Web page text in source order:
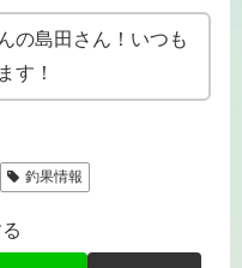
の島田さん！いつも
す！
釣果情報